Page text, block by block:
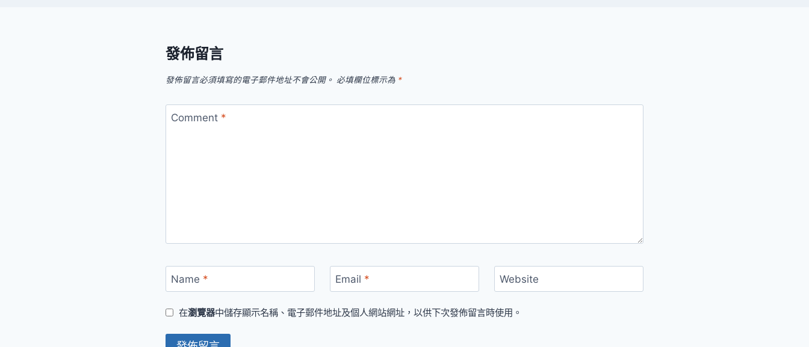
發佈留言
發佈留言必須填寫的電子郵件地址不會公開。 必填欄位標示為 *
Comment *
Name * Email * Website
在瀏覽器中儲存顯示名稱、電子郵件地址及個人網站網址，以供下次發佈留言時使用。